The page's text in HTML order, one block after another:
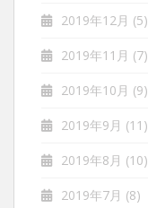
2019年12月 (5)
2019年11月 (7)
2019年10月 (9)
2019年9月 (11)
2019年8月 (10)
2019年7月 (8)